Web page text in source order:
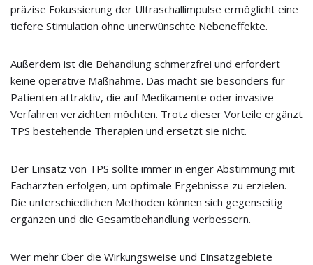
präzise Fokussierung der Ultraschallimpulse ermöglicht eine
tiefere Stimulation ohne unerwünschte Nebeneffekte.
Außerdem ist die Behandlung schmerzfrei und erfordert
keine operative Maßnahme. Das macht sie besonders für
Patienten attraktiv, die auf Medikamente oder invasive
Verfahren verzichten möchten. Trotz dieser Vorteile ergänzt
TPS bestehende Therapien und ersetzt sie nicht.
Der Einsatz von TPS sollte immer in enger Abstimmung mit
Fachärzten erfolgen, um optimale Ergebnisse zu erzielen.
Die unterschiedlichen Methoden können sich gegenseitig
ergänzen und die Gesamtbehandlung verbessern.
Wer mehr über die Wirkungsweise und Einsatzgebiete